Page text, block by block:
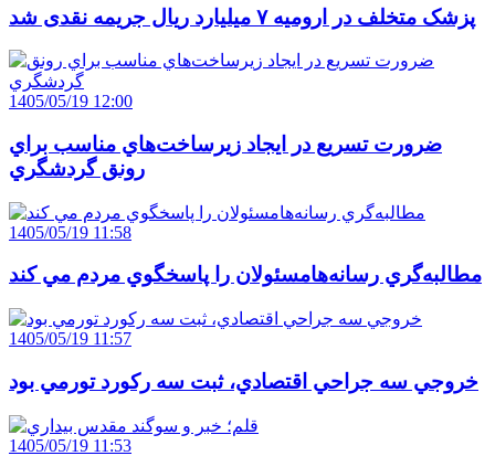
پزشک متخلف در ارومیه ۷ میلیارد ریال جریمه نقدی شد
1405/05/19 12:00
ضرورت تسريع در ايجاد زيرساخت‌هاي مناسب براي
رونق گردشگري
1405/05/19 11:58
مطالبه‌گري رسانه‌هامسئولان را پاسخگوي مردم مي کند
1405/05/19 11:57
خروجي سه جراحي اقتصادي، ثبت سه رکورد تورمي بود
1405/05/19 11:53